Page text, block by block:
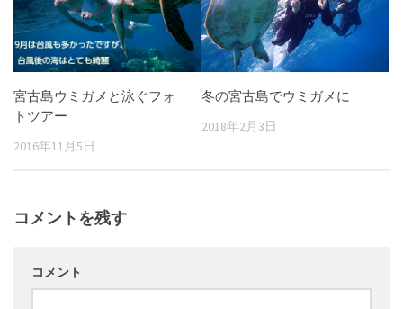
宮古島ウミガメと泳ぐフォ
トツアー
2016年11月5日
冬の宮古島でウミガメに
2018年2月3日
コメントを残す
コメント